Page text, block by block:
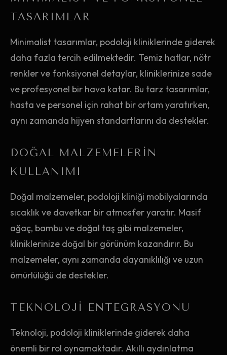
TASARIMLAR
Minimalist tasarımlar, podoloji kliniklerinde giderek
daha fazla tercih edilmektedir. Temiz hatlar, nötr
renkler ve fonksiyonel detaylar, kliniklerinize sade
ve profesyonel bir hava katar. Bu tarz tasarımlar,
hasta ve personel için rahat bir ortam yaratırken,
aynı zamanda hijyen standartlarını da destekler.
DOĞAL MALZEMELERIN
KULLANIMI
Doğal malzemeler, podoloji kliniği mobilyalarında
sıcaklık ve davetkar bir atmosfer yaratır. Masif
ağaç, bambu ve doğal taş gibi malzemeler,
kliniklerinize doğal bir görünüm kazandırır. Bu
malzemeler, aynı zamanda dayanıklılığı ve uzun
ömürlülüğü de destekler.
TEKNOLOJI ENTEGRASYONU
Teknoloji, podoloji kliniklerinde giderek daha
önemli bir rol oynamaktadır. Akıllı aydınlatma